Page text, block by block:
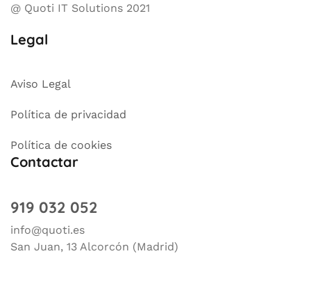
@ Quoti IT Solutions 2021
Legal
Aviso Legal
Política de privacidad
Política de cookies
Contactar
919 032 052
info@quoti.es
San Juan, 13 Alcorcón (Madrid)